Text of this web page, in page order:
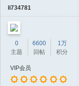
li734781
0
主题
6600
回帖
1万
积分
VIP会员